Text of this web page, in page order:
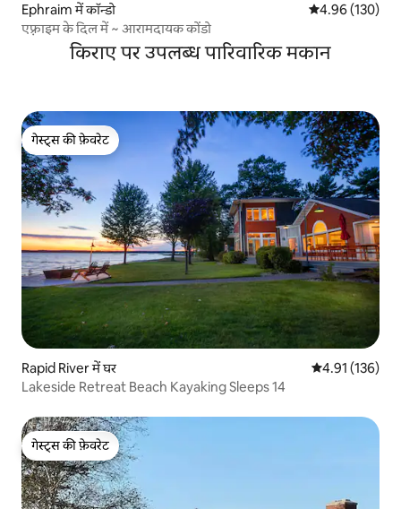
Ephraim में कॉन्डो औसत रेटिंग 5 में से
4.96 (130)
एफ़्राइम के दिल में ~ आरामदायक कोंडो
किराए पर उपलब्ध पारिवारिक मकान
गेस्ट्स की फ़ेवरेट
गेस्ट्स की फ़ेवरेट
Rapid River में घर औसत रेटिंग 5 में से
4.91 (136)
Lakeside Retreat Beach Kayaking Sleeps 14
गेस्ट्स की फ़ेवरेट
गेस्ट्स की फ़ेवरेट